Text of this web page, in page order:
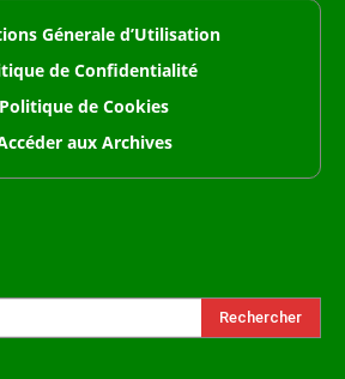
Génerale d’Utilisation
de Confidentialité
Politique de Cookies
aux Archives
Rechercher